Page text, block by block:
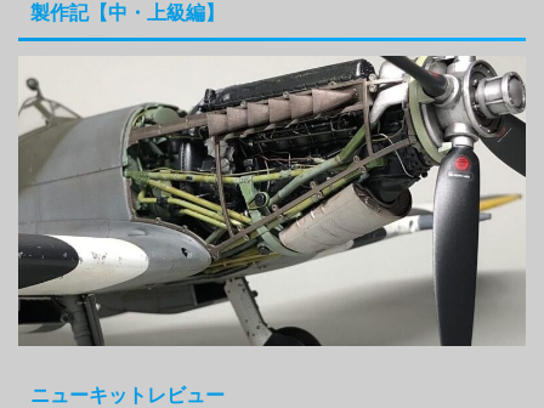
製作記【中・上級編】
ニューキットレビュー